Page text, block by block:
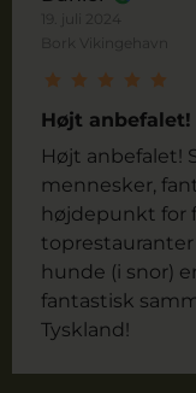
19. juli 2024
Bork Vikingehavn
Højt anbefalet!
Højt anbefalet!
mennesker,
højdepunkt for
hunde (i snor)
fantastisk
Tyskland!